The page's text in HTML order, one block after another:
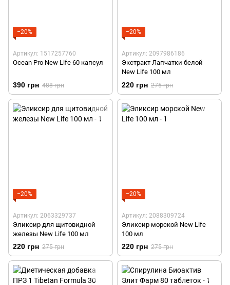
−20%
Артикул: 1517257760
Ocean Pro New Life 60 капсул
390 грн 488 грн
−20%
Артикул: 2097986186
Экстракт Лапчатки белой
New Life 100 мл
220 грн 275 грн
−20%
Артикул: 2063329737
Эликсир для щитовидной
железы New Life 100 мл
220 грн 275 грн
−20%
Артикул: 2088309724
Эликсир морской New Life
100 мл
220 грн 275 грн